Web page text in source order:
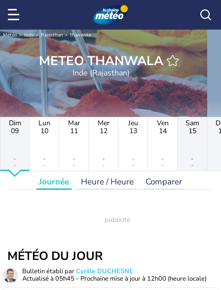
Météo Inde Rajasthan thanwala
METEO THANWALA
Inde (Rajasthan)
Dim
09
-
-
Lun
10
-
-
Mar
11
-
-
Mer
12
-
-
Jeu
13
-
-
Ven
14
-
-
Sam
15
-
-
Journée Heure / Heure Comparer
MÉTÉO DU JOUR
Bulletin établi parCyrille DUCHESNE
Actualisé à 05h45 - Prochaine mise à jour à 12h00 (heure locale)